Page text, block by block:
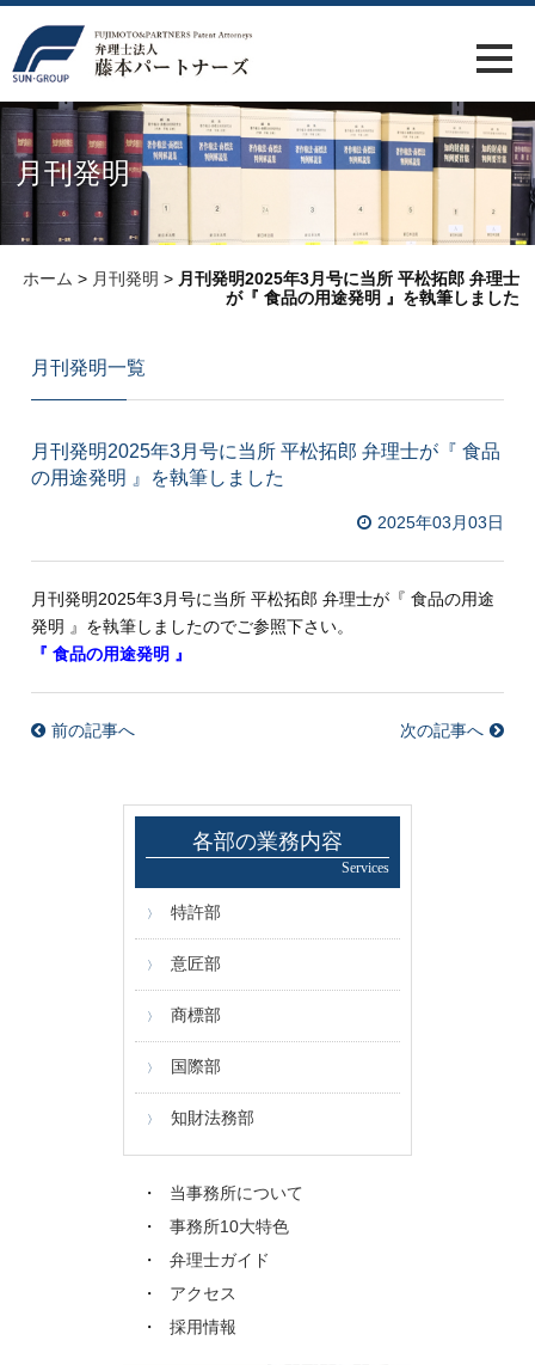
月刊発明
ホーム > 月刊発明 > 月刊発明2025年3月号に当所 平松拓郎 弁理士
が『 食品の用途発明 』を執筆しました
月刊発明一覧
月刊発明2025年3月号に当所 平松拓郎 弁理士が『 食品
の用途発明 』を執筆しました
2025年03月03日
月刊発明2025年3月号に当所 平松拓郎 弁理士が『食品の用途
発明 』を執筆しましたのでご参照下さい。
『 食品の用途発明 』
前の記事へ 次の記事へ
各部の業務内容
Services
特許部
意匠部
商標部
国際部
知財法務部
当事務所について
事務所10大特色
弁理士ガイド
アクセス
採用情報